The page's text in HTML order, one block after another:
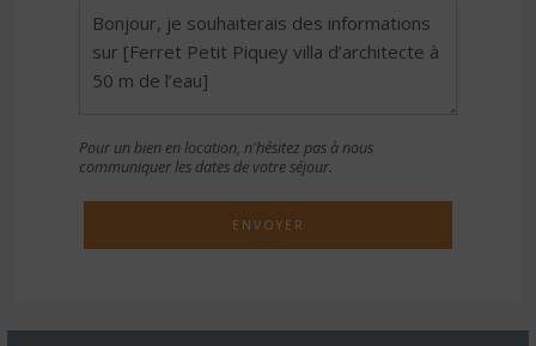
Pour un bien en location, n'hésitez pas à nous
communiquer les dates de votre séjour.
ENVOYER